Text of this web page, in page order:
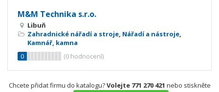
M&M Technika s.r.o.
Libuň
Zahradnické nářadí a stroje, Nářadí a nástroje,
Kamnář, kamna
0
(0 hodnocení)
Chcete přidat firmu do katalogu?Volejte 771 270 421 nebo stiskněte